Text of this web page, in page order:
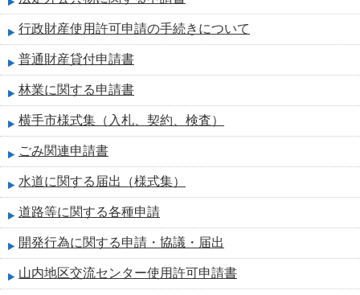
行政財産使用許可申請の手続きについて
普通財産貸付申請書
林業に関する申請書
横手市様式集（入札、契約、検査）
ごみ関連申請書
水道に関する届出（様式集）
道路等に関する各種申請
開発行為に関する申請・協議・届出
山内地区交流センター使用許可申請書